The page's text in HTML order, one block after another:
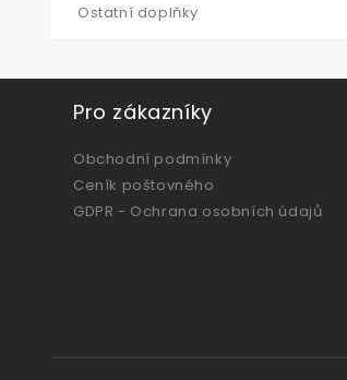
Ostatní doplňky
Pro zákazníky
Obchodní podmínky
Ceník poštovného
GDPR - Ochrana osobních údajů